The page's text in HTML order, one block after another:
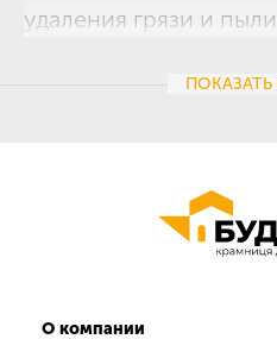
удаления грязи и
минимоек — высокая
и затрат времени.
Основные
Будкрам» — это
ПОКАЗАТЬ
О компании